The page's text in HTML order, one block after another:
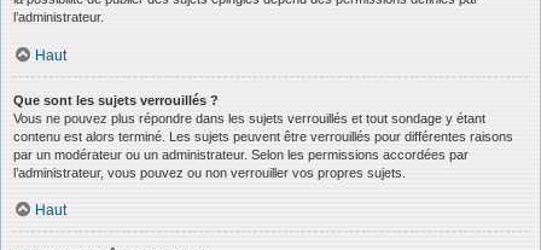
l’administrateur.
Haut
Que sont les sujets verrouillés ?
Vous ne pouvez plus répondre dans les sujets verrouillés et tout sondage y étant
contenu est alors terminé. Les sujets peuvent être verrouillés pour différentes raisons
par un modérateur ou un administrateur. Selon les permissions accordées par
l’administrateur, vous pouvez ou non verrouiller vos propres sujets.
Haut